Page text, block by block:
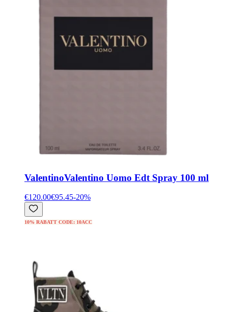
ValentinoValentino Uomo Edt Spray 100 ml
€120.00€95.45-20%
10% RABATT CODE: 10ACC